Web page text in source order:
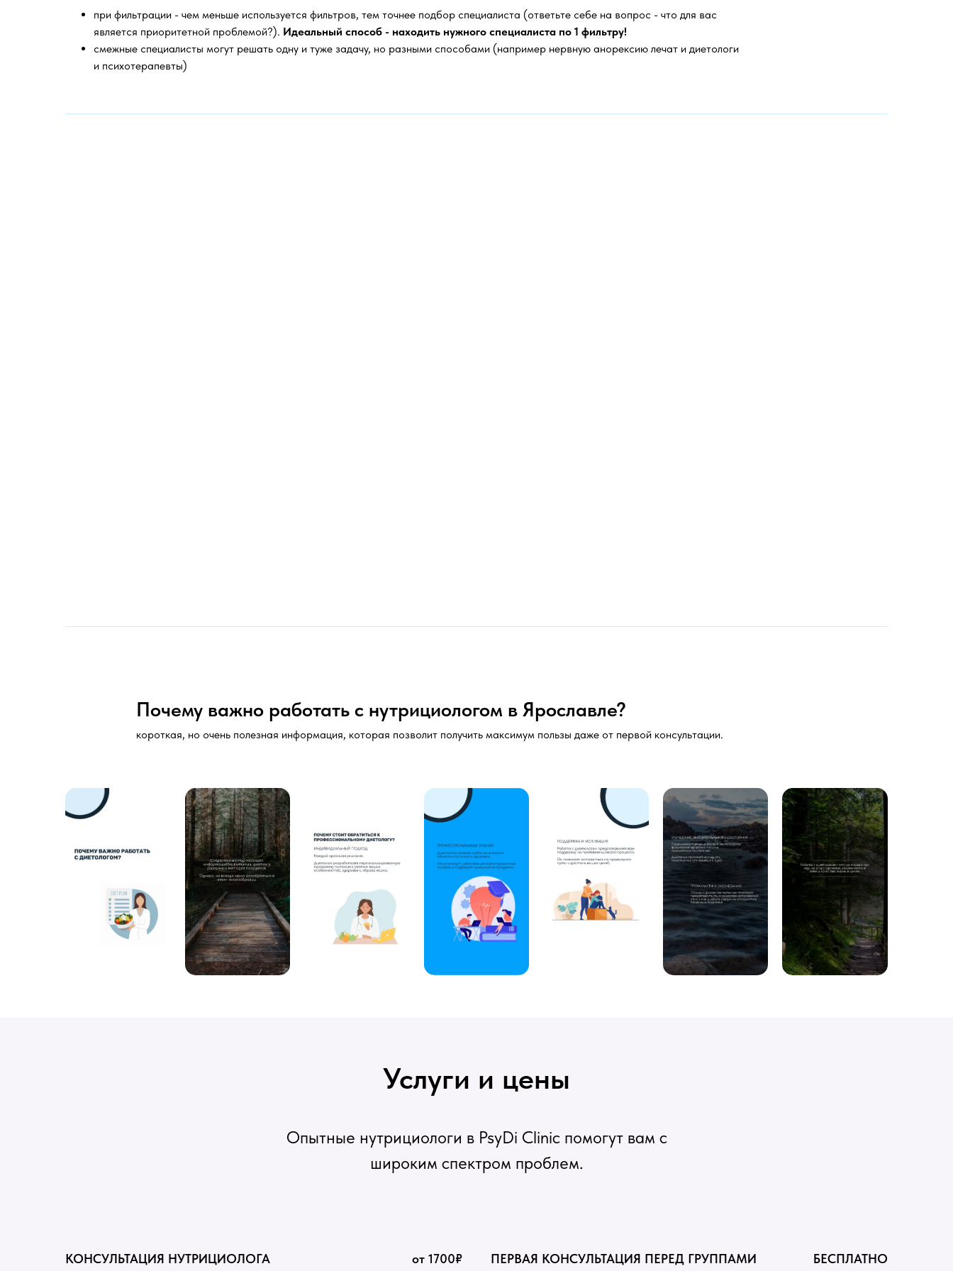
при фильтрации - чем меньше используется фильтров, тем точнее подбор специалиста (ответьте себе на вопрос - что для вас
является приоритетной проблемой?). Идеальный способ - находить нужного специалиста по 1 фильтру!
смежные специалисты могут решать одну и туже задачу, но разными способами (например нервную анорексию лечат и диетологи
и психотерапевты)
Почему важно работать с нутрициологом в Ярославле?
короткая, но очень полезная информация, которая позволит получить максимум пользы даже от первой консультации.
Услуги и цены
Опытные нутрициологи в PsyDi Clinic помогут вам с
широким спектром проблем.
КОНСУЛЬТАЦИЯ НУТРИЦИОЛОГА от 1700₽ ПЕРВАЯ КОНСУЛЬТАЦИЯ ПЕРЕД ГРУППАМИ БЕСПЛАТНО